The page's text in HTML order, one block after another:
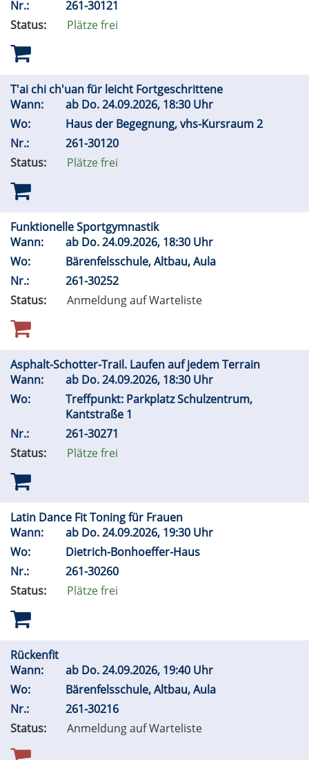
Nr.:
261-30121
Status:
Plätze frei
T'ai chi ch'uan für leicht Fortgeschrittene
Wann:
ab Do.24.09.2026, 18:30 Uhr
Wo:
Haus der Begegnung, vhs-Kursraum 2
Nr.:
261-30120
Status:
Plätze frei
Funktionelle Sportgymnastik
Wann:
ab Do.24.09.2026, 18:30 Uhr
Wo:
Bärenfelsschule, Altbau, Aula
Nr.:
261-30252
Status:
Anmeldung auf Warteliste
Asphalt-Schotter-Trail. Laufen auf jedem Terrain
Wann:
ab Do.24.09.2026, 18:30 Uhr
Wo:
Treffpunkt: Parkplatz Schulzentrum,
Kantstraße 1
Nr.:
261-30271
Status:
Plätze frei
Latin Dance Fit Toning für Frauen
Wann:
ab Do.24.09.2026, 19:30 Uhr
Wo:
Dietrich-Bonhoeffer-Haus
Nr.:
261-30260
Status:
Plätze frei
Rückenfit
Wann:
ab Do.24.09.2026, 19:40 Uhr
Wo:
Bärenfelsschule, Altbau, Aula
Nr.:
261-30216
Status:
Anmeldung auf Warteliste